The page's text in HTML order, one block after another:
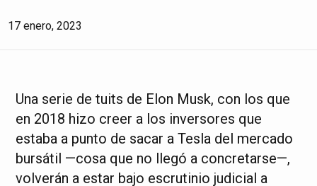
17 enero, 2023
Una serie de tuits de Elon Musk, con los que
en 2018 hizo creer a los inversores que
estaba a punto de sacar a Tesla del mercado
bursátil —cosa que no llegó a concretarse—,
volverán a estar bajo escrutinio judicial a